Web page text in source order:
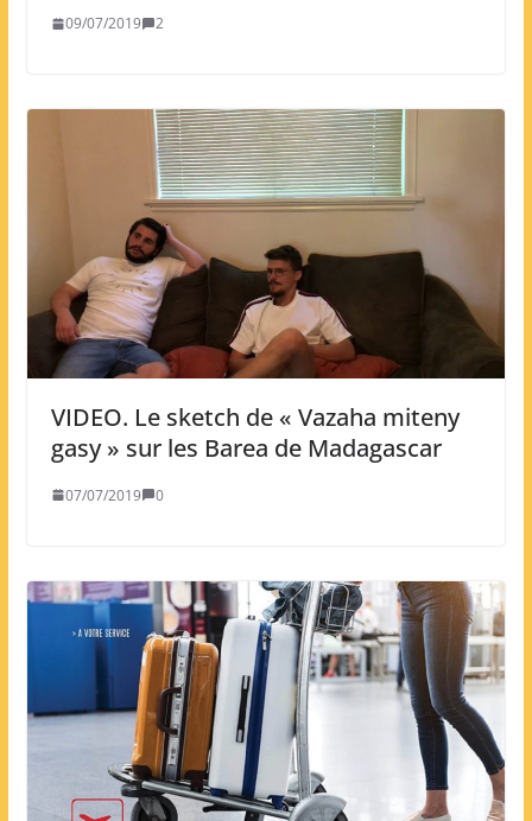
09/07/2019 2
VIDEO. Le sketch de « Vazaha miteny
gasy » sur les Barea de Madagascar
07/07/2019 0